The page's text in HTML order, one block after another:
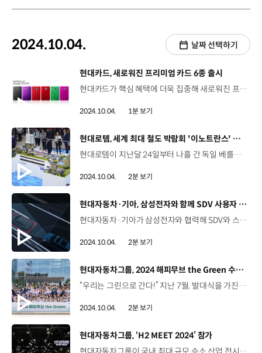
2024.10.04. 날짜 선택하기
[동영상]
현대카드, 새로워진 프리미엄 카드 6종 출시
현대카드가 핵심 혜택에 더욱 집중해 새로워진 프리미엄 카드 6종을 선보였습니다. 이번에 새롭게 선보인 상품들은 회원 경험을 중심으로 서비스와 혜택을 강화하고, 카드의 서비스와 혜택을 간결하고 직관적으로 정리한 통일성 있는 체계를 도입해 회원이 보다 편리하게 이용할 수 있도록 했는데요, 회원의 이용 패턴 분석을 통해 이용률이 높은 핵심 혜택을 더욱 강화했습니다. 뿐만 아니라, 프리미엄 상품 리뉴얼과 함께 여행 컨시어지 서비스인 ‘트래블 데스크’를 선보였으며, ‘결제 후 포인트 적립’이라는 고정관념을 깨고 필요시 포인트를 먼저 적립·사용할 수 있는 ‘M 긴급적립’ 서비스도 확대 적용했습니다. 상품에 대한 자세한 내용은 현대카드 앱과 홈페이지에서 확인할 수 있습니다.
2024.10.04. 1분 보기
[동영상]
현대로템, 세계 최대 철도 박람회 '이노트란스' 참가
현대로템이 지난달 24일부터 나흘 간 독일 베를린에서 열린 제14회 베를린 국제 철도차량ㆍ수송기술 박람회 ‘이노트란스(InnoTrans 2024)’에 참가했습니다. 이번 박람회에서 현대로템은 ‘수소 에너지를 통한 친환경 모빌리티로의 패러다임 전환’을 주제로 수소 생산부터 활용까지 이어지는 종합 솔루션 제공 역량을 알리며 주목을 받았는데요, 특히 현대자동차그룹의 수소 밸류체인 사업 브랜드 ‘HTWO’와 수소 종합 솔루션 ‘HTWO Grid’에 발맞춰 다각도로 전개하고 있는 수소 사업을 소개했습니다. 뿐만 아니라 다가올 수소 사회를 구현한 디오라마와 함께 수소전기트램 실차도 전시해 차량 내ㆍ외부를 한눈에 볼 수 있도록 했습니다. 현대로템은 수소 모빌리티를 비롯해 고속철도차량, GTX 등 현대로템의 폭넓은 철도 기술력을 글로벌 철도 시장에 선보이며, 첨단 기술력을 바탕으로 한 우수한 사업 역량을 세계 시장에 알렸습니다.
2024.10.04. 2분 보기
[동영상]
현대자동차·기아, 삼성전자와 함께 SDV 사용자 경험 고도화 위한 협력
현대자동차·기아가 삼성전자와 협력해 SDV와 스마트폰의 연결을 강화하고 본격적인 모빌리티 서비스 생태계 주도권 확보를 위해 나섭니다. 지난달 25일, 삼성전자 서울RD캠퍼스에서 열린 이번 협약은 현대자동차·기아가 2026년 선보일 차세대 인포테인먼트 시스템과 삼성전자의 글로벌 IoT 플랫폼인 ‘스마트싱스(SmartThings)’의 연결성을 강화해 진정한 SDV로의 전환을 가속화하기 위한 차원인데요, 현대자동차·기아의 차세대 인포테인먼트 시스템은 SDV 시대에 발맞춰 차량 이용의 전 과정이 스마트폰과 끊김 없이 연결돼 고객의 이동 경험을 한층 더 풍부하게 할 수 있도록 개발 중입니다. 향후 현대자동차·기아는 오픈형 생태계를 구축하고 다양한 비즈니스 파트너들과 차량 데이터 API 및 소프트웨어 개발 키트를 공유하는 등 고객에게 편리하고 즐거운 이동 경험을 제공하기 위해 지속적인 서비스 개발을 추진할 계획입니다.
2024.10.04. 2분 보기
[동영상]
현대자동차그룹, 2024 해피무브 the Green 수료식
“우리는 그린으로 간다!” 지난 7월, 발대식을 가진 ‘해피무브 the Green’ 해피무브 the Green 친환경 미래 인재 양성을 위한 대학생 대상 글로벌 친환경 봉사·탐방 프로그램 대학생 단원 100명, 임직원 멘토 20명 참석 자연 놀이터 및 생태못 조성 생물대탐사 등 다양한 친환경 활동 진행 그리고, 4박 6일간의 설레는 독일행 슈트트가르트, 프라이부르크 등 독일의 친환경 랜드마크 방문 글로벌 그린 리더로 성장하기 위한 친환경 정책 도입 사례 학습 9월 27일, 현대건설 계동사옥 활동을 마친 단원들을 위한 수료식 봉사활동, 탐방의 경험을 살려 친환경 CSR 사업 아이디어 제안 발표 반짝이는 아이디어 실현 가능성을 두루 갖춘 우수팀은? 최우수상 ‘7팀’ “여의도 샛강생태공원 활성화” 최우수상 ‘3팀’ “진천 미르숲·미호강 생물다양성 보전” 제안된 아이디어는 실제 적용 여부 검토 최예은 / 대학생 단원 / 해피무브 the Green봉사활동부터 독일 탐방까지 여러 ESG 가치들을 배우고, 마지막으로 아이디어 제안까지 하면서 많이 성장한 것 같습니다. 송현석 / 대학생 단원 / 해피무브 the Green‘기업이 사회공헌 활동에 이렇게나 진심일 수 있구나’라는 점이 가장 인상 깊었습니다. 저희의 제안이 현대자동차그룹에 도움이 됐으면 좋겠습니다. 신재욱 매니저(멘토) / 현대엔지니어링현대자동차그룹의 가장 대표적인 사회공헌 활동이라고 할 수 있는 해피무브 the Green에 멘토로서 참여할 수 있어서 영광이었고요. 모두가 서로 이해하면서 협동하는 모습이 참 보기 좋았습니다. 환경은 ‘나’와 ‘우리’부터! 우리가 바로 미래 친환경 인재 “친환경 리더로 한 발 다가갈 수 있었던 소중한 경험”
2024.10.04. 2분 보기
[동영상]
현대자동차그룹, ‘H2 MEET 2024’ 참가